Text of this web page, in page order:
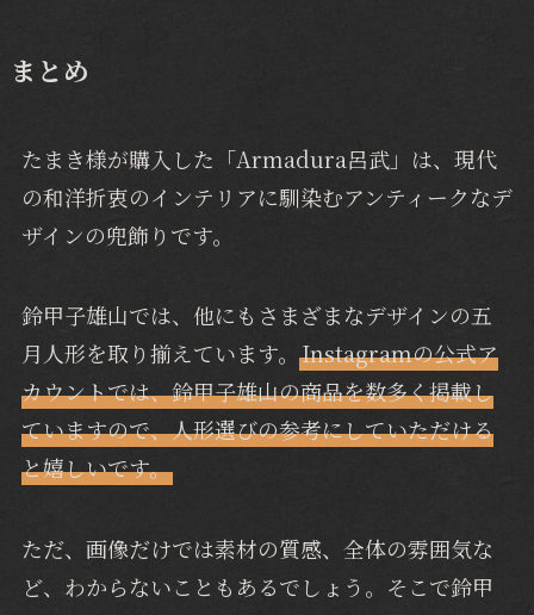
まとめ
たまき様が購入した「Armadura呂武」は、現代
の和洋折衷のインテリアに馴染むアンティークなデ
ザインの兜飾りです。
鈴甲子雄山では、他にもさまざまなデザインの五
月人形を取り揃えています。 Instagramの公式ア
カウントでは、鈴甲子雄山の商品を数多く掲載し
ていますので、人形選びの参考にしていただける
と嬉しいです。
ただ、画像だけでは素材の質感、全体の雰囲気な
ど、わからないこともあるでしょう。そこで鈴甲